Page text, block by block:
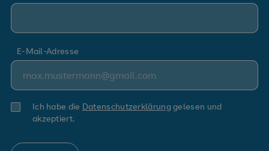
E-Mail-Adresse
Ich habe die Datenschutzerklärunggelesen und
akzeptiert.